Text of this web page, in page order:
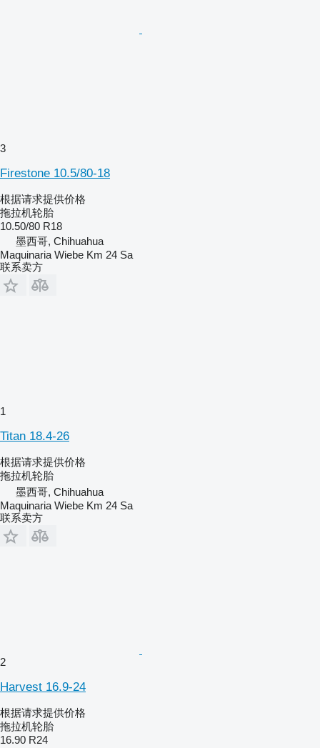
3
Firestone 10.5/80-18
根据请求提供价格
拖拉机轮胎
10.50/80 R18
墨西哥, Chihuahua
Maquinaria Wiebe Km 24 Sa
联系卖方
1
Titan 18.4-26
根据请求提供价格
拖拉机轮胎
墨西哥, Chihuahua
Maquinaria Wiebe Km 24 Sa
联系卖方
2
Harvest 16.9-24
根据请求提供价格
拖拉机轮胎
16.90 R24